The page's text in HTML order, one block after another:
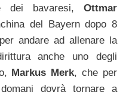
dei bavaresi, Ottmar
del Bayern dopo 8
andare ad allenare la
anche uno degli
Markus Merk, che per
dovrà tornare a